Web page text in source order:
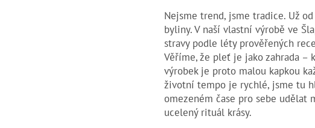
Nejsme trend, jsme tradice. Už
byliny. V naší vlastní výrobě ve
stravy podle léty prověřených
Věříme, že pleť je jako zahrada –
výrobek je proto malou kapkou
životní tempo je rychlé, jsme tu
omezeném čase pro sebe udělat
ucelený rituál krásy.